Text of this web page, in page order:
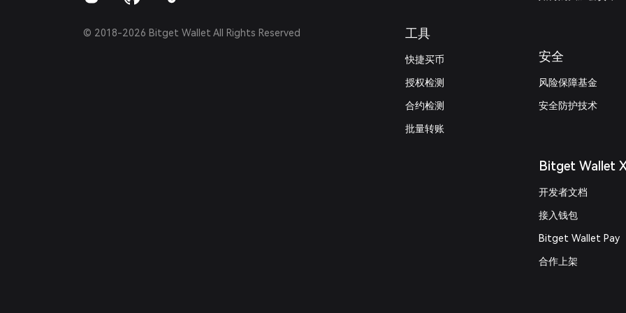
© 2018-2026 Bitget Wallet All Rights Reserved 工具
快捷买币
授权检测
合约检测
批量转账
安全
风险保障基金
安全防护技术
Bitget Wallet
开发者文档
接入钱包
Bitget Wallet Pay
合作上架